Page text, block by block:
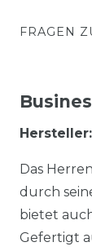
FRAGEN
Hersteller:
Das
durch
bietet
Gefertigt